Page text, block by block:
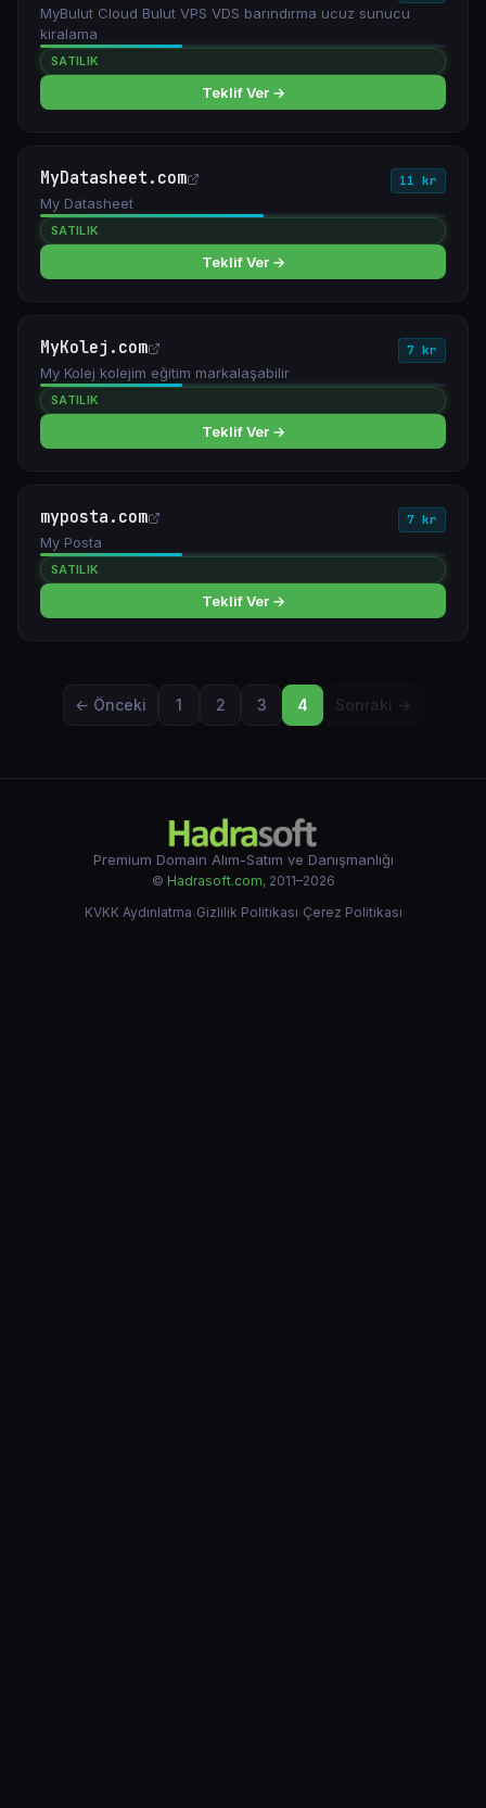
MyBulut Cloud Bulut VPS VDS barındırma ucuz sunucu
kiralama
SATILIK
Teklif Ver →
MyDatasheet.com 11 kr
My Datasheet
SATILIK
Teklif Ver →
MyKolej.com 7 kr
My Kolej kolejim eğitim markalaşabilir
SATILIK
Teklif Ver →
myposta.com 7 kr
My Posta
SATILIK
Teklif Ver →
← Önceki 1 2 3 4 Sonraki →
Premium Domain Alım-Satım ve Danışmanlığı
© Hadrasoft.com, 2011–2026
KVKK Aydınlatma·Gizlilik Politikası·Çerez Politikası